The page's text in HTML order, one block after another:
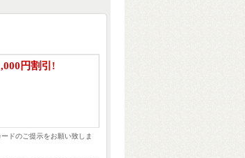
円割引!
ドのご提示をお願い致しま